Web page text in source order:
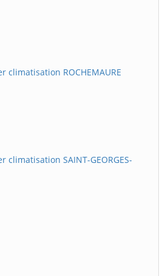
climatisation ROCHEMAURE
climatisation SAINT-GEORGES-